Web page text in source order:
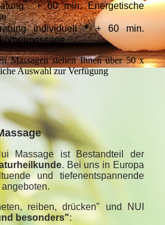
+ 60 min. Energetische
individuell
*
+ 60 min.
Massagen stehen Ihnen über 50 x
Auswahl zur Verfügung
Massage ist Bestandteil der
. Bei uns in Europa
und tiefenentspannende
reiben, drücken" und NUI
besonders":